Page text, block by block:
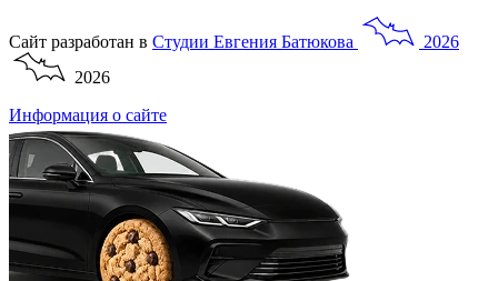
Сайт разработан в Студии Евгения Батюкова
2026
2026
Информация о сайте